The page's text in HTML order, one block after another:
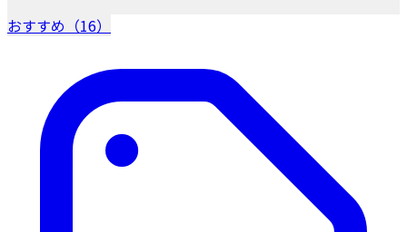
おすすめ（16）